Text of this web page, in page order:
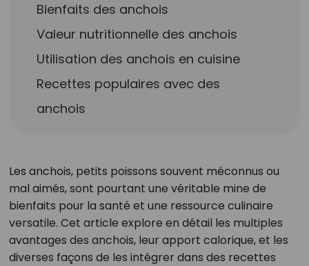
Bienfaits des anchois
Valeur nutritionnelle des anchois
Utilisation des anchois en cuisine
Recettes populaires avec des
anchois
Les anchois, petits poissons souvent méconnus ou
mal aimés, sont pourtant une véritable mine de
bienfaits pour la santé et une ressource culinaire
versatile. Cet article explore en détail les multiples
avantages des anchois, leur apport calorique, et les
diverses façons de les intégrer dans des recettes